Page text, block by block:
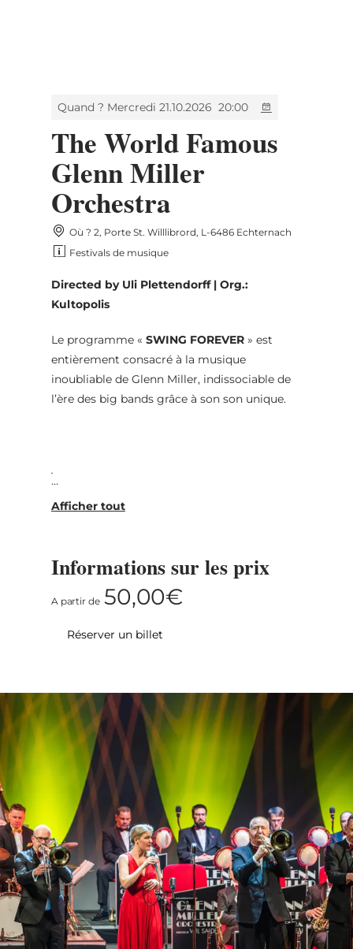
Quand ? Mercredi 21.10.2026 20:00
The World Famous
Glenn Miller
Orchestra
Où ? 2, Porte St. Willlibrord, L-6486 Echternach
Festivals de musique
Directed by Uli Plettendorff | Org.:
Kultopolis
Le programme « SWING FOREVER» est
entièrement consacré à la musique
inoubliable de Glenn Miller, indissociable de
l’ère des big bands grâce à son son unique.
.
Le spectacle propose non seulement des
vocale. La talentueuse chanteuse du groupe
Serenaders », inspiré des Modernaires, sont
invite le public à plonger dans l’âge d’or des
.
Le public peut s’attendre à un spectacle
grandiose aux sonorités douces et
swingantes.
Informations sur les prix
A partir de 50,00€
Réserver un billet